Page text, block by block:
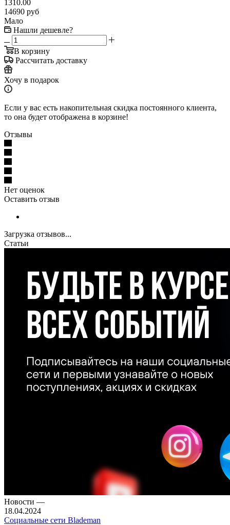
1310.00
14690 руб
Мало
Нашли дешевле?
В корзину
Рассчитать доставку
Хочу в подарок
Если у вас есть накопительная скидка постоянного клиента,
то она будет отображена в корзине!
Отзывы
Нет оценок
Оставить отзыв
Загрузка отзывов...
Статьи
Новости —
18.04.2024
Социальные сети Blademan